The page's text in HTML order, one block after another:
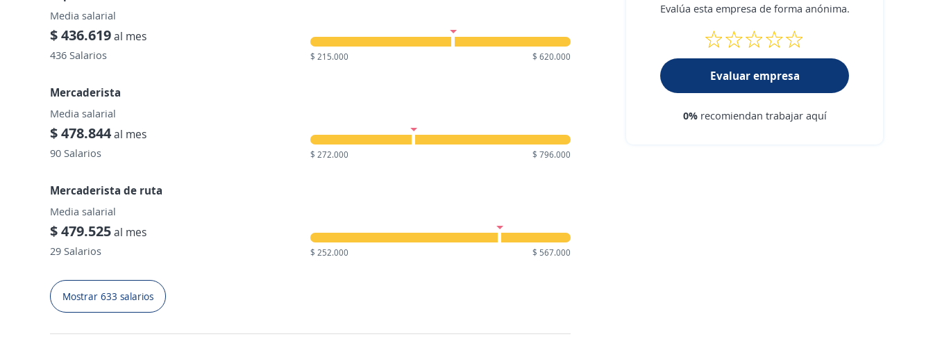
Media salarial
$ 436.619al mes
436 Salarios $ 215.000 $ 620.000
Mercaderista
Media salarial
$ 478.844al mes
90 Salarios $ 272.000 $ 796.000
Mercaderista de ruta
Media salarial
$ 479.525al mes
29 Salarios $ 252.000 $ 567.000
Mostrar 633 salarios
Evalúa esta empresa de forma anónima.
Evaluar empresa
0%recomiendan trabajar aquí